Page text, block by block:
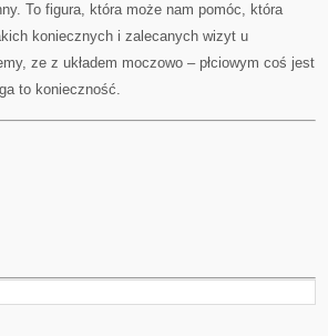
To figura, która może nam pomóc, która
koniecznych i zalecanych wizyt u
ze z układem moczowo – płciowym coś jest
to konieczność.